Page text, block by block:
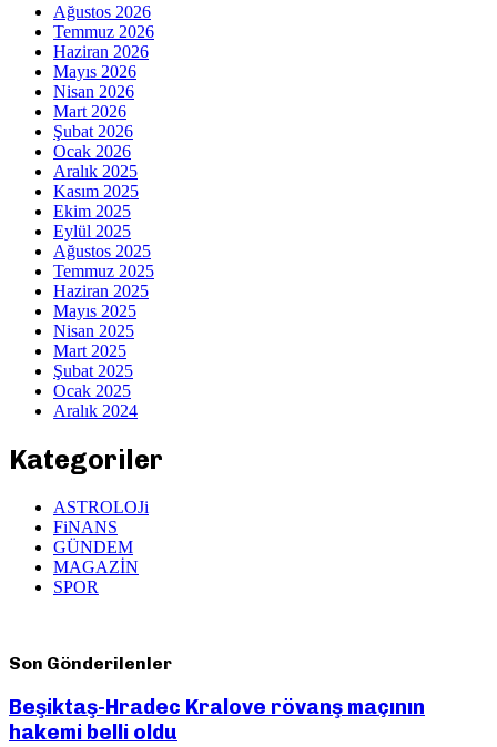
Ağustos 2026
Temmuz 2026
Haziran 2026
Mayıs 2026
Nisan 2026
Mart 2026
Şubat 2026
Ocak 2026
Aralık 2025
Kasım 2025
Ekim 2025
Eylül 2025
Ağustos 2025
Temmuz 2025
Haziran 2025
Mayıs 2025
Nisan 2025
Mart 2025
Şubat 2025
Ocak 2025
Aralık 2024
Kategoriler
ASTROLOJi
FiNANS
GÜNDEM
MAGAZİN
SPOR
Son Gönderilenler
Beşiktaş-Hradec Kralove rövanş maçının
hakemi belli oldu